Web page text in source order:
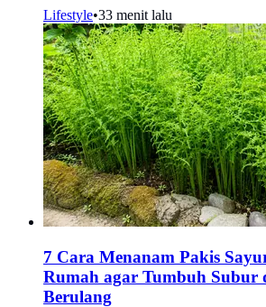
Lifestyle•33 menit lalu
7 Cara Menanam Pakis
Rumah agar Tumbuh Subur
Berulang